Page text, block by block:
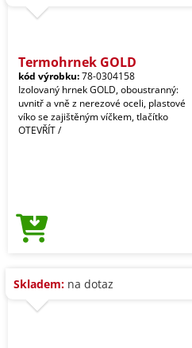
Termohrnek GOLD
kód výrobku:78-0304158
Izolovaný hrnek GOLD, oboustranný:
uvnitř a vně z nerezové oceli, plastové
víko se zajištěným víčkem, tlačítko
OTEVŘÍT /
Skladem: na dotaz